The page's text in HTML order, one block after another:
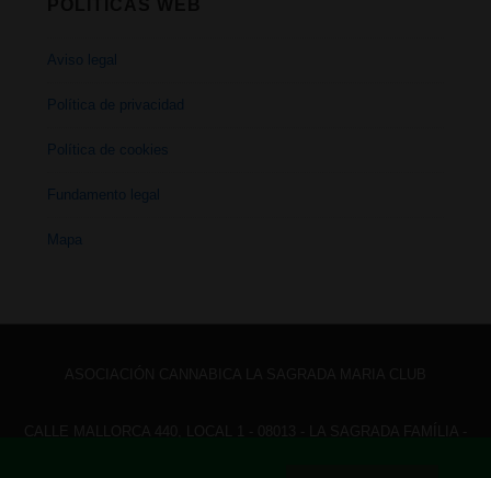
Aviso legal
Política de privacidad
Política de cookies
Fundamento legal
Mapa